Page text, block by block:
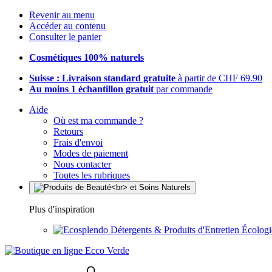
Revenir au menu
Accéder au contenu
Consulter le panier
Cosmétiques 100% naturels
Suisse : Livraison standard gratuite à partir de CHF 69.90
Au moins 1 échantillon gratuit par commande
Aide
Où est ma commande ?
Retours
Frais d'envoi
Modes de paiement
Nous contacter
Toutes les rubriques
Plus d'inspiration
Détergents & Produits d'Entretien